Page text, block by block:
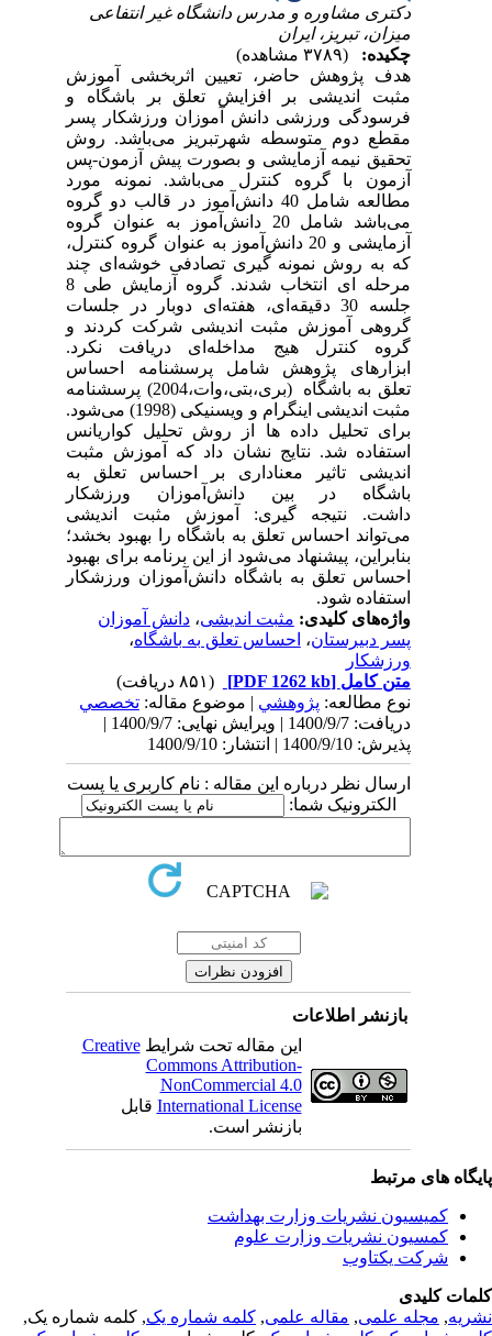
دکتری مشاوره و مدرس دانشگاه غیر انتفاعی
میزان، تبریز، ایران
چکیده:
هدف پژوهش حاضر، تعیین اثربخشی آموزش
مثبت اندیشی بر افزایش تعلق بر باشگاه و
فرسودگی ورزشی دانش آموزان ورزشکار پسر
مقطع دوم متوسطه شهرتبریز می‌باشد. روش
تحقیق نیمه آزمایشی و بصورت پیش آزمون-پس
آزمون با گروه کنترل می‌باشد. نمونه مورد
مطالعه شامل 40 دانش‌آموز در قالب دو گروه
می‌باشد شامل 20 دانش‌آموز به عنوان گروه
آزمایشی و 20 دانش‌آموز به عنوان گروه کنترل،
که به روش نمونه‌ گیری تصادفی خوشه‌ای چند
مرحله ای انتخاب شدند. گروه آزمایش طی 8
جلسه 30 دقیقه‌ای، هفته‌ای دوبار در جلسات
گروهی آموزش مثبت اندیشی شرکت کردند و
گروه کنترل هیج مداخله‌ای دریافت نکرد.
ابزارهای پژوهش شامل پرسشنامه احساس
تعلق به باشگاه (بری،بتی،وات،2004) پرسشنامه
مثبت اندیشی اینگرام و ویسنیکی (1998) می‌شود.
برای تحلیل داده ها از روش تحلیل کواریانس
استفاده شد. نتایج نشان داد که آموزش مثبت
اندیشی تاثیر معناداری بر احساس تعلق به
باشگاه در بین دانش‌آموزان ورزشکار
داشت.
نتیجه گیری: آموزش مثبت اندیشی
می‌تواند احساس تعلق به باشگاه را بهبود بخشد؛
بنابراین، پیشنهاد می‌شود از این برنامه برای بهبود
احساس تعلق به باشگاه دانش‌آموزان ورزشکار
استفاده شود.
واژه‌های کلیدی:مثبت اندیشی،دانش آموزان
پسر دبیرستان،احساس تعلق به باشگاه،
ورزشکار
متن کامل[PDF 1262 kb]
نوع مطالعه:پژوهشي| موضوع مقاله:تخصصي
دریافت: 1400/9/7 | ویرایش نهایی: 1400/9/7 |
پذیرش: 1400/9/10 | انتشار: 1400/9/10
ارسال نظر درباره این مقاله : نام کاربری یا پست
الکترونیک شما:
بازنشر اطلاعات
این مقاله تحت شرایطCreative
Commons Attribution-
NonCommercial 4.0
International Licenseقابل
بازنشر است.
های مرتبط
کمیسیون نشریات وزارت بهداشت
کمسیون نشریات وزارت علوم
شرکت یکتاوب
کلیدی
,مجله علمی, مقاله علمی, کلمه شماره یک, کلمه شماره یک,